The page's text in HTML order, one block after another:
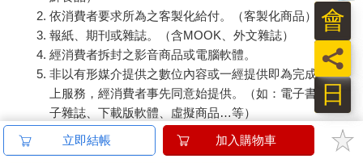
依消費者要求所為之客製化給付。（客製化商品）
報紙、期刊或雜誌。（含MOOK、外文雜誌）
經消費者拆封之影音商品或電腦軟體。
非以有形媒介提供之數位內容或一經提供即為完成之線
上服務，經消費者事先同意始提供。（如：電子書、電
子雜誌、下載版軟體、虛擬商品…等）
已拆封之個人衛生用品。（如：內衣褲、刮鬍刀、除毛
日
員
會